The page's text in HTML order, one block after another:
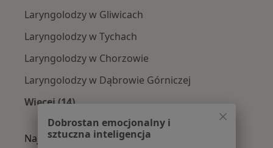
Laryngolodzy w Gliwicach
Laryngolodzy w Tychach
Laryngolodzy w Chorzowie
Laryngolodzy w Dąbrowie Górniczej
Więcej (14)
Więcej w kategorii: W pobliżu Sosnowca
Najczęście leczone choroby
Dobrostan emocjonalny i
sztuczna inteligencja